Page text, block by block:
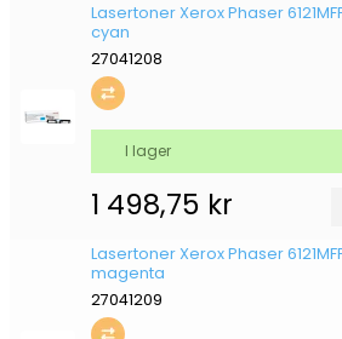
Lasertoner Xerox Phaser
cyan
27041208
1 498,75 kr
I lager
Lasertoner Xerox Phaser
magenta
27041209